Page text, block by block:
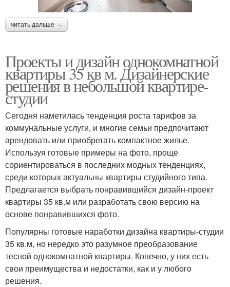
читать дальше →
Проекты и дизайн однокомнатной
квартиры 35 кв м. Дизайнерские
решения в небольшой квартире-
студии
Сегодня наметилась тенденция роста тарифов за
коммунальные услуги, и многие семьи предпочитают
арендовать или приобретать компактное жилье.
Используя готовые примеры на фото, проще
сориентироваться в последних модных тенденциях,
среди которых актуальны квартиры студийного типа.
Предлагается выбрать понравившийся дизайн-проект
квартиры 35 кв.м или разработать свою версию на
основе понравившихся фото.
Популярны готовые наработки дизайна квартиры-студии
35 кв.м, но нередко это разумное преобразование
тесной однокомнатной квартиры. Конечно, у них есть
свои преимущества и недостатки, как и у любого
решения.